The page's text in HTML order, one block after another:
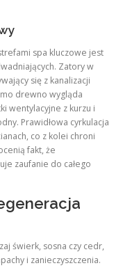
spa kluczowe jest
Zatory w
się z kanalizacji
drewno wygląda
wentylacyjne z kurzu i
Prawidłowa cyrkulacja
co z kolei chroni
fakt, że
zaufanie do całego
świerk, sosna czy cedr,
i zanieczyszczenia.